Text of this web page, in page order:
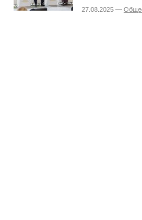
27.08.2025 —